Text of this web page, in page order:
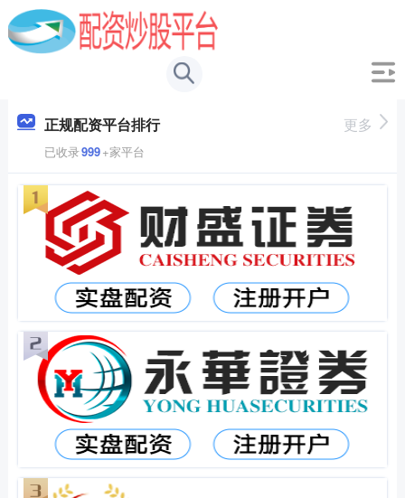
正规配资平台排行
已收录999+家平台
更多